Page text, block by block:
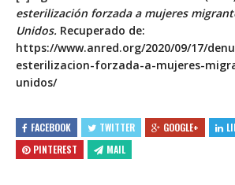
esterilización forzada a mujeres
Unidos. Recuperado de:
https://www.anred.org/2020/09/17/
esterilizacion-forzada-a-mujeres-
unidos/
FACEBOOK TWITTER GOOGLE+
PINTEREST
MAIL